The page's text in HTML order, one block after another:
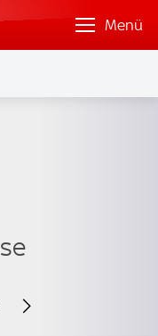
Menü